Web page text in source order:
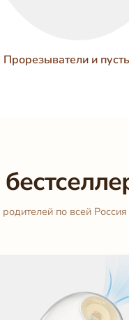
Прорезыватели и
по всей Россия